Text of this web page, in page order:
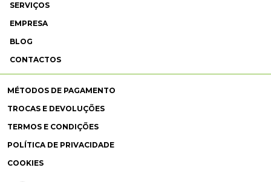
SERVIÇOS
EMPRESA
BLOG
CONTACTOS
MÉTODOS DE PAGAMENTO
TROCAS E DEVOLUÇÕES
TERMOS E CONDIÇÕES
POLÍTICA DE PRIVACIDADE
COOKIES